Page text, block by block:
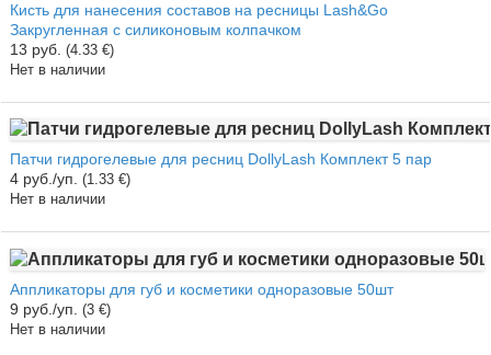
Кисть для нанесения составов на ресницы Lash&Go
Закругленная с силиконовым колпачком
13 руб. (4.33 €)
Нет в наличии
Патчи гидрогелевые для ресниц DollyLash Комплект 5 пар
4 руб./уп. (1.33 €)
Нет в наличии
Аппликаторы для губ и косметики одноразовые 50шт
9 руб./уп. (3 €)
Нет в наличии